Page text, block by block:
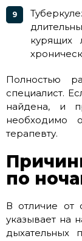
курящих
Полностью
специалист.
найдена, и
необходимо
терапевту.
по
В отличие от
указывает на
дыхательных